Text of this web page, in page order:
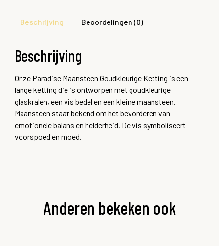
Beschrijving Beoordelingen (0)
Beschrijving
Onze Paradise Maansteen Goudkleurige Ketting is een
lange ketting die is ontworpen met goudkleurige
glaskralen, een vis bedel en een kleine maansteen.
Maansteen staat bekend om het bevorderen van
emotionele balans en helderheid. De vis symboliseert
voorspoed en moed.
Anderen bekeken ook